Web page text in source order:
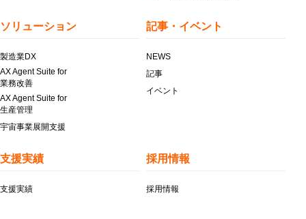
ソリューション
製造業DX
AX Agent Suite for
業務改善
AX Agent Suite for
生産管理
宇宙事業展開支援
記事・イベント
NEWS
記事
イベント
支援実績
支援実績
採用情報
採用情報